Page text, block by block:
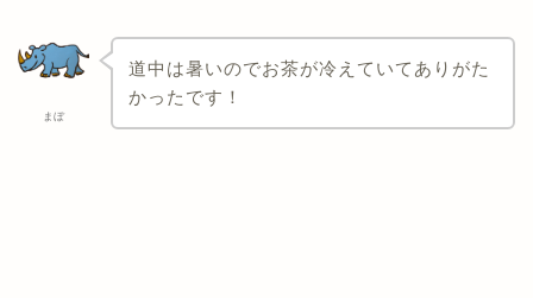
まぼ
道中は暑いのでお茶が冷えていてありがた
かったです！